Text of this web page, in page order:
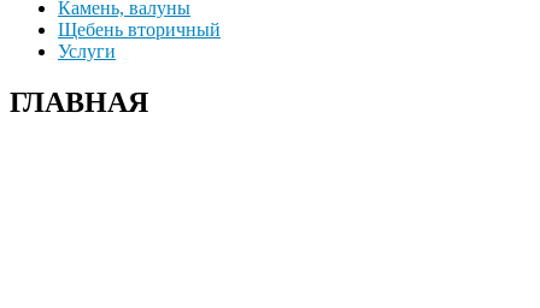
Камень, валуны
Щебень вторичный
Услуги
ГЛАВНАЯ